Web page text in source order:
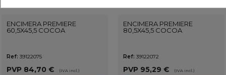
ENCIMERA PREMIERE
60,5X45,5 COCOA
Ref: 39122075
PVP 84,70 € (IVA incl.)
ENCIMERA PREMIERE
80,5X45,5 COCOA
Ref: 39122072
PVP 95,29 € (IVA incl.)